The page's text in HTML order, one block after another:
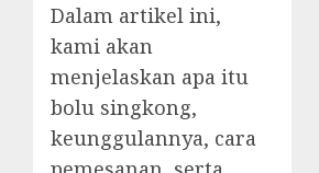
Dalam artikel ini,
kami akan
menjelaskan apa itu
bolu singkong,
keunggulannya, cara